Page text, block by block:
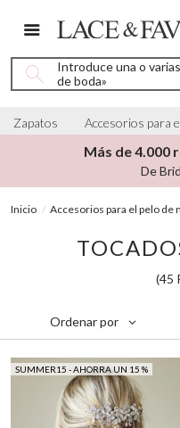
Introduce una o
de boda»
Zapatos Accesorios para
Más de 4.000
De
Inicio Accesorios para el pelo de
(45
Ordenar por
SUMMER15 - AHORRA UN 15 %